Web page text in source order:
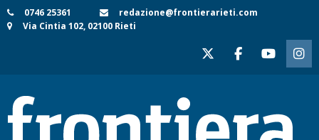
Skip
to
0746 25361
redazione@frontierarieti.com
Via Cintia 102, 02100 Rieti